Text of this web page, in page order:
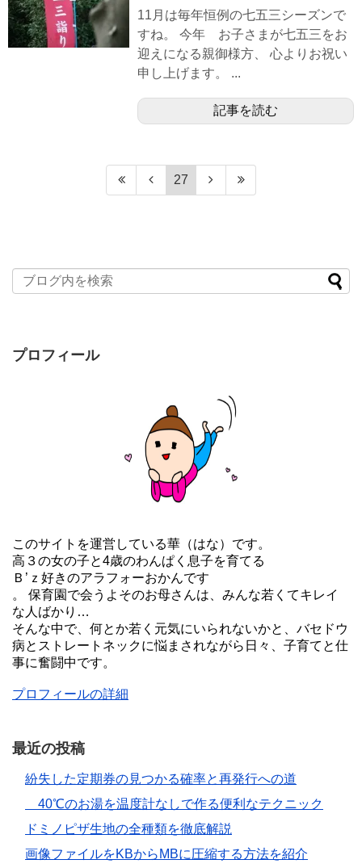
11月は毎年恒例の七五三シーズンで
すね。 今年 お子さまが七五三をお
迎えになる親御様方、 心よりお祝い
申し上げます。 ...
記事を読む
27
プロフィール
このサイトを運営している華（はな）です。
高３の女の子と4歳のわんぱく息子を育てる
Ｂ’ｚ好きのアラフォーおかんです
。 保育園で会うよそのお母さんは、みんな若くてキレイ
な人ばかり…
そんな中で、何とか若く元気にいられないかと、バセドウ
病とストレートネックに悩まされながら日々、子育てと仕
事に奮闘中です。
プロフィールの詳細
最近の投稿
紛失した定期券の見つかる確率と再発行への道
40℃のお湯を温度計なしで作る便利なテクニック
ドミノピザ生地の全種類を徹底解説
画像ファイルをKBからMBに圧縮する方法を紹介